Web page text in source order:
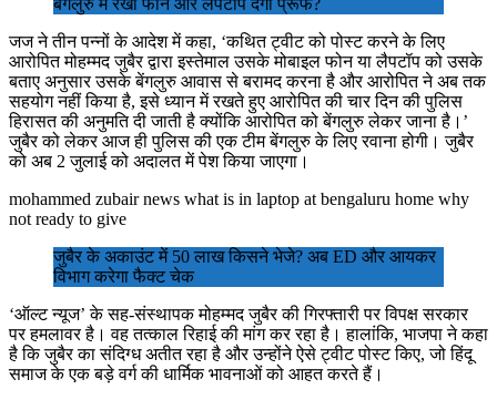
जज ने तीन पन्नों के आदेश में कहा, ‘कथित ट्वीट को पोस्ट करने के लिए
आरोपित मोहम्मद जुबैर द्वारा इस्तेमाल उसके मोबाइल फोन या लैपटॉप को उसके
बताए अनुसार उसके बेंगलुरु आवास से बरामद करना है और आरोपित ने अब तक
सहयोग नहीं किया है, इसे ध्यान में रखते हुए आरोपित की चार दिन की पुलिस
हिरासत की अनुमति दी जाती है क्योंकि आरोपित को बेंगलुरु लेकर जाना है।’
जुबैर को लेकर आज ही पुलिस की एक टीम बेंगलुरु के लिए रवाना होगी। जुबैर
को अब 2 जुलाई को अदालत में पेश किया जाएगा।
mohammed zubair news what is in laptop at bengaluru home why
not ready to give
जुबैर के अकाउंट में 50 लाख किसने भेजे? अब ED और आयकर
विभाग करेगा फैक्ट चेक
‘ऑल्ट न्यूज’ के सह-संस्थापक मोहम्मद जुबैर की गिरफ्तारी पर विपक्ष सरकार
पर हमलावर है। वह तत्काल रिहाई की मांग कर रहा है। हालांकि, भाजपा ने कहा
है कि जुबैर का संदिग्ध अतीत रहा है और उन्होंने ऐसे ट्वीट पोस्ट किए, जो हिंदू
समाज के एक बड़े वर्ग की धार्मिक भावनाओं को आहत करते हैं।